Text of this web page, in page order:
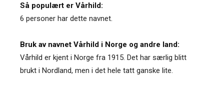
Så populært er Vårhild:
6 personer har dette navnet.
Bruk av navnet Vårhild i Norge og andre land:
Vårhild er kjent i Norge fra 1915. Det har særlig blitt
brukt i Nordland, men i det hele tatt ganske lite.